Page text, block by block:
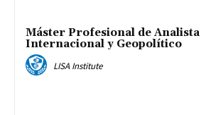
Máster Profesional de Analista
Internacional y Geopolítico
LISA Institute